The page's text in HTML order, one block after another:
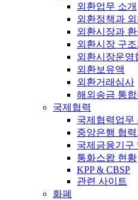
외환업무 소개
외환정책과
외환시장과
외환시장 구조
외환시장운영
외환보유액
외환거래심사
해외송금 통
국제협력
국제협력업무
중앙은행 협
국제금융기구
통화스왑 현황
KPP & CBSP
관련 사이트
화폐